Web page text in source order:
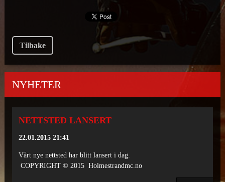
Tilbake
NYHETER
NETTSTED LANSERT
22.01.2015 21:41
Vårt nye nettsted har blitt lansert i dag.
COPYRIGHT © 2015 Holmestrandmc.no